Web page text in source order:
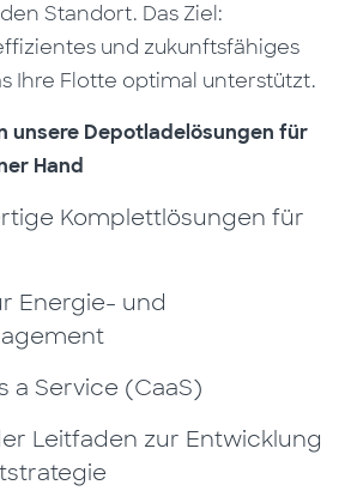
Standort. Das Ziel:
und zukunftsfähiges
Ihre Flotte optimal unterstützt.
unsere Depotladelösungen für
Hand
Komplettlösungen für
Energie- und
a Service (CaaS)
Leitfaden zur Entwicklung